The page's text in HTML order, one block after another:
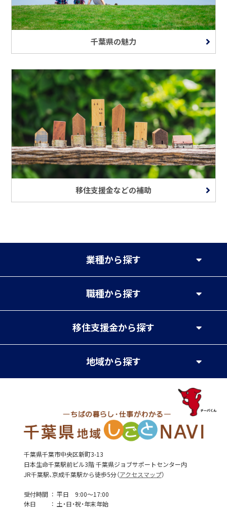
千葉県の魅力
移住支援金などの補助
業種から探す
職種から探す
移住支援金から探す
地域から探す
千葉県千葉市中央区新町3-13
日本生命千葉駅前ビル3階 千葉県ジョブサポートセンター内
JR千葉駅、京成千葉駅から徒歩5分（アクセスマップ）
受付時間
平日 9:00～17:00
休日
土・日・祝・年末年始